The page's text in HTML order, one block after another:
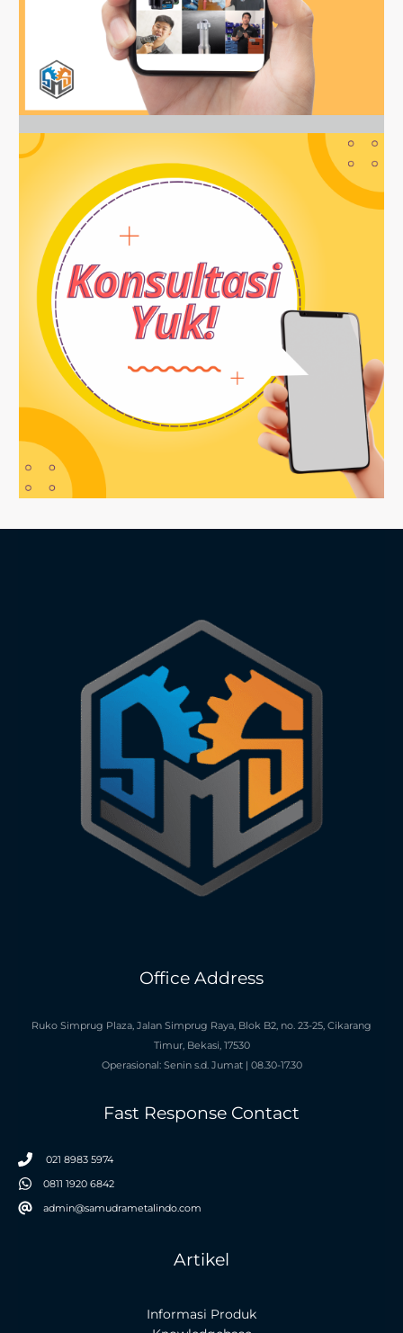
Office Address
Ruko Simprug Plaza, Jalan Simprug Raya, Blok B2, no. 23-25, Cikarang
Timur, Bekasi, 17530
Operasional: Senin s.d. Jumat | 08.30-17.30
Fast Response Contact
021 8983 5974
0811 1920 6842
admin@samudrametalindo.com
Artikel
Informasi Produk